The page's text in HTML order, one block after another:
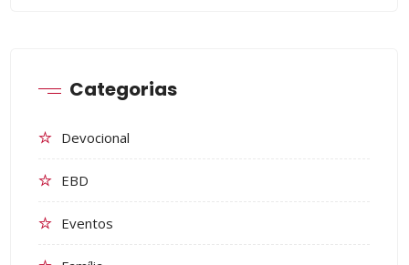
Categorias
Devocional
EBD
Eventos